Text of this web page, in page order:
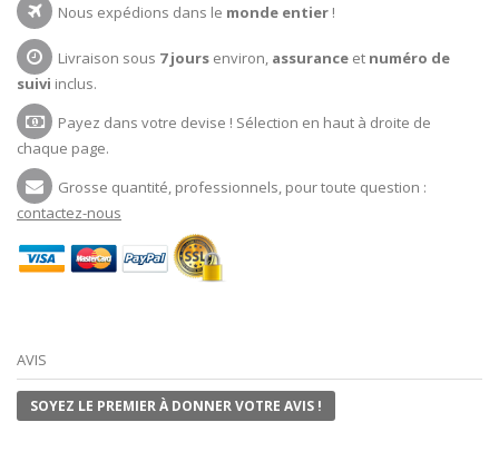
Nous expédions dans le monde entier !
Livraison sous 7 jours environ, assurance et numéro de
suivi inclus.
Payez dans votre devise ! Sélection en haut à droite de
chaque page.
Grosse quantité, professionnels, pour toute question :
contactez-nous
AVIS
SOYEZ LE PREMIER À DONNER VOTRE AVIS !